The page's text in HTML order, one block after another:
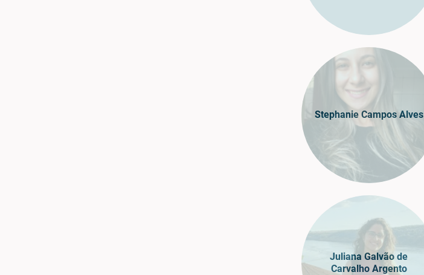
Stephanie Campos Alves
Juliana Galvão de
Carvalho Argento